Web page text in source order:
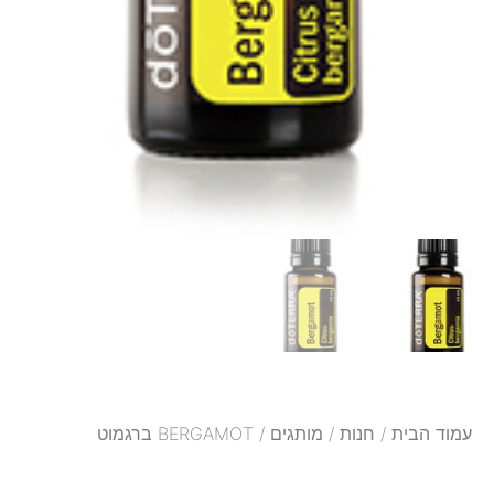
עמוד הבית / חנות / מותגים / BERGAMOT ברגמוט